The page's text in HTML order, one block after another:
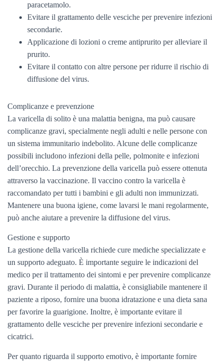
paracetamolo.
Evitare il grattamento delle vesciche per prevenire infezioni
secondarie.
Applicazione di lozioni o creme antiprurito per alleviare il
prurito.
Evitare il contatto con altre persone per ridurre il rischio di
diffusione del virus.
Complicanze e prevenzione
La varicella di solito è una malattia benigna, ma può causare
complicanze gravi, specialmente negli adulti e nelle persone con
un sistema immunitario indebolito. Alcune delle complicanze
possibili includono infezioni della pelle, polmonite e infezioni
dell’orecchio. La prevenzione della varicella può essere ottenuta
attraverso la vaccinazione. Il vaccino contro la varicella è
raccomandato per tutti i bambini e gli adulti non immunizzati.
Mantenere una buona igiene, come lavarsi le mani regolarmente,
può anche aiutare a prevenire la diffusione del virus.
Gestione e supporto
La gestione della varicella richiede cure mediche specializzate e
un supporto adeguato. È importante seguire le indicazioni del
medico per il trattamento dei sintomi e per prevenire complicanze
gravi. Durante il periodo di malattia, è consigliabile mantenere il
paziente a riposo, fornire una buona idratazione e una dieta sana
per favorire la guarigione. Inoltre, è importante evitare il
grattamento delle vesciche per prevenire infezioni secondarie e
cicatrici.
Per quanto riguarda il supporto emotivo, è importante fornire